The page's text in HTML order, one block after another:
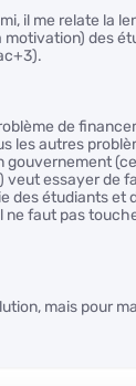
il me relate la
des
de
les autres
gouvernement
veut essayer de
des étudiants et
ne faut pas
mais pour